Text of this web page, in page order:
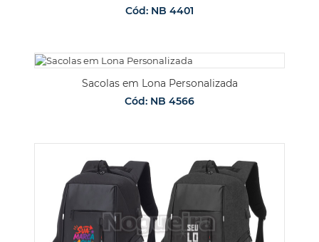
Cód: NB 4401
Sacolas em Lona Personalizada
Cód: NB 4566